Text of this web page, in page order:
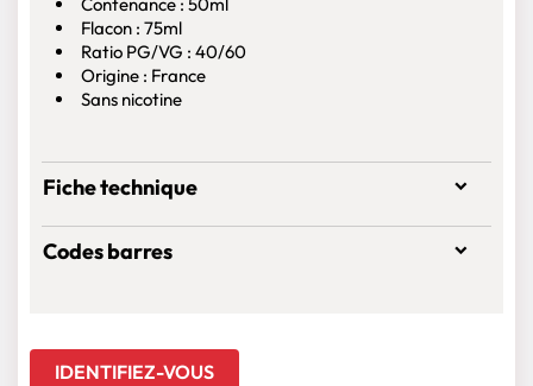
Flacon : 75ml
Ratio PG/VG : 40/60
Origine : France
Sans nicotine
Fiche technique
Codes barres
IDENTIFIEZ-VOUS